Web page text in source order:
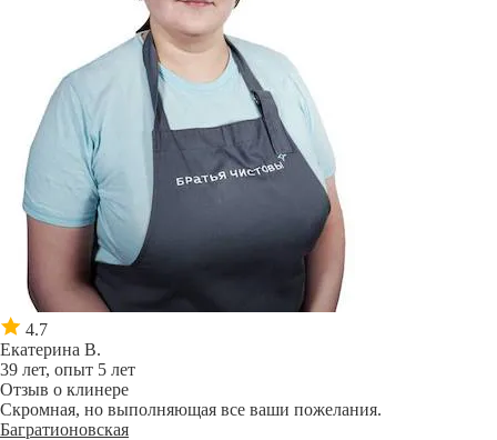
4.7
Екатерина В.
39 лет, опыт 5 лет
Отзыв о клинере
Скромная, но выполняющая все ваши пожелания.
Багратионовская